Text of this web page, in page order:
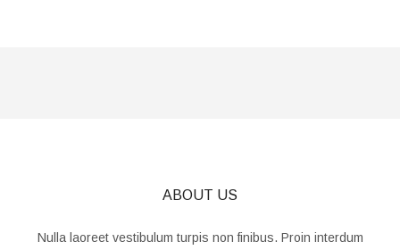
ABOUT US
Nulla laoreet vestibulum turpis non finibus. Proin interdum